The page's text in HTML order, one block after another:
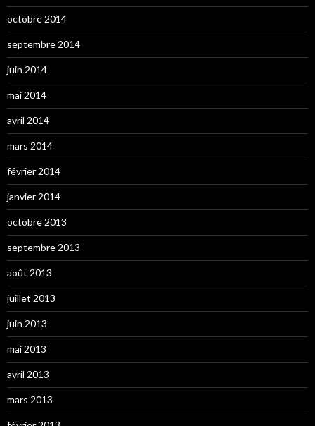
octobre 2014
septembre 2014
juin 2014
mai 2014
avril 2014
mars 2014
février 2014
janvier 2014
octobre 2013
septembre 2013
août 2013
juillet 2013
juin 2013
mai 2013
avril 2013
mars 2013